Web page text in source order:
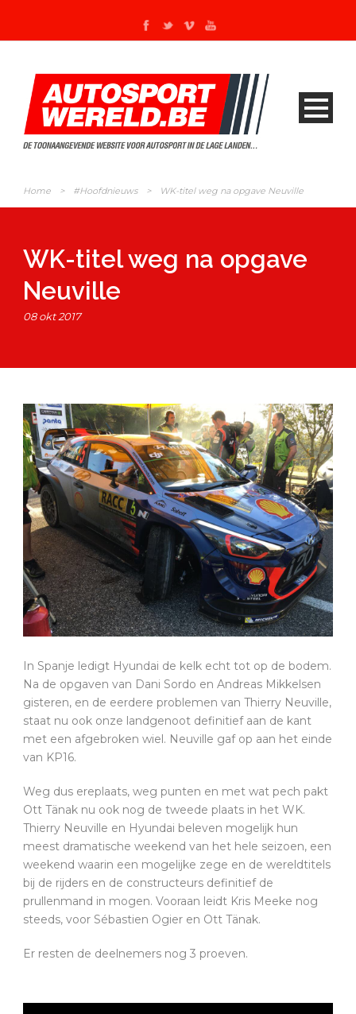
Home > #Hoofdnieuws > WK-titel weg na opgave Neuville
WK-titel weg na opgave
Neuville
08 okt 2017
In Spanje ledigt Hyundai de kelk echt tot op de bodem.
Na de opgaven van Dani Sordo en Andreas Mikkelsen
gisteren, en de eerdere problemen van Thierry Neuville,
staat nu ook onze landgenoot definitief aan de kant
met een afgebroken wiel. Neuville gaf op aan het einde
van KP16.
Weg dus ereplaats, weg punten en met wat pech pakt
Ott Tänak nu ook nog de tweede plaats in het WK.
Thierry Neuville en Hyundai beleven mogelijk hun
meest dramatische weekend van het hele seizoen, een
weekend waarin een mogelijke zege en de wereldtitels
bij de rijders en de constructeurs definitief de
prullenmand in mogen. Vooraan leidt Kris Meeke nog
steeds, voor Sébastien Ogier en Ott Tänak.
Er resten de deelnemers nog 3 proeven.